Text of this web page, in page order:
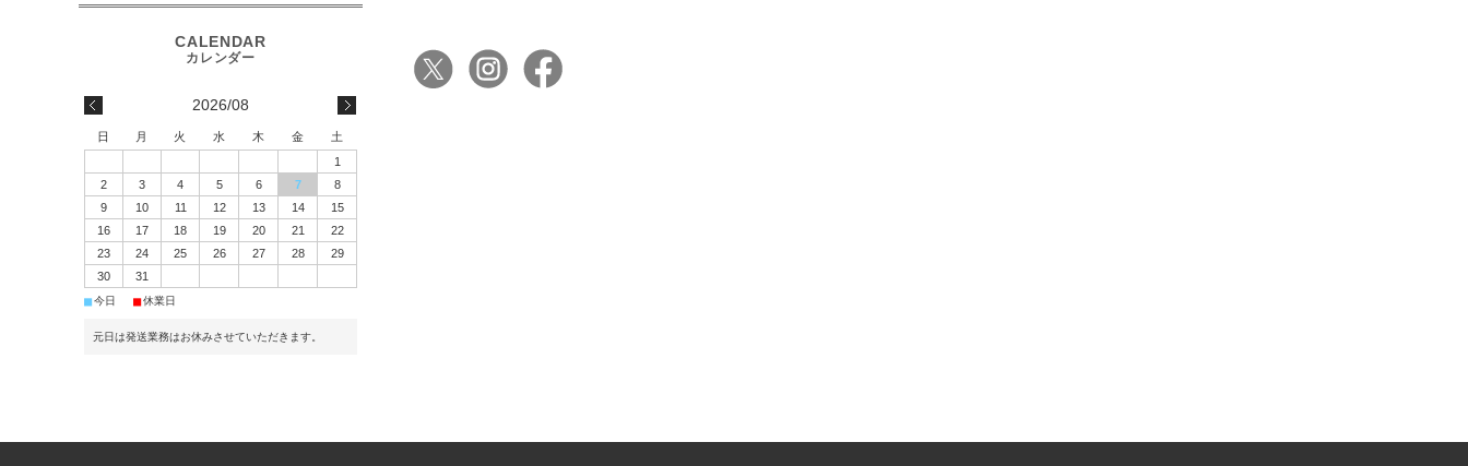
2026/08
日 月 火 水 木 金
土
1
2
3 4 5 6 7
8
9
10 11 12 13 14
15
16
17 18 19 20 21
22
23
24 25 26 27 28
29
30
31
■今日 ■休業日
元日は発送業務はお休みさせていただきます。